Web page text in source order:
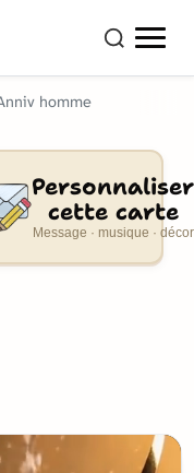
homme
Personnaliser
cette carte
Message · musique · décor